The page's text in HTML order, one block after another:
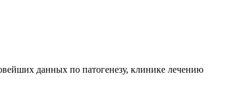
данных по патогенезу, клинике лечению